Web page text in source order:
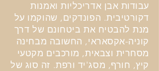
עבודות אבן אדריכליות ואמנות
דקורטיבית. הפונדקים, שהוקמו על
מנת להבטיח את ביטחונם של דרך
קוניה-אקסאראי, החשובה מבחינה
מסחרית וצבאית, מורכבים מקטעי
קיץ, חורף, מסג'יד ורפת. זה סוג של